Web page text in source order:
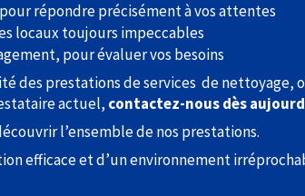
répondre précisément à vos attentes
locaux toujours impeccables
pour évaluer vos besoins
des prestations de services de nettoyage,
actuel, contactez-nous dès
l’ensemble de nos prestations.
efficace et d’un environnement